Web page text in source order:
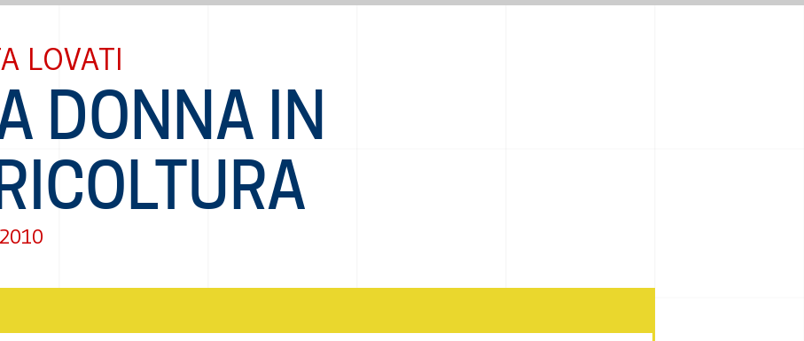
LOVATI
DONNA IN